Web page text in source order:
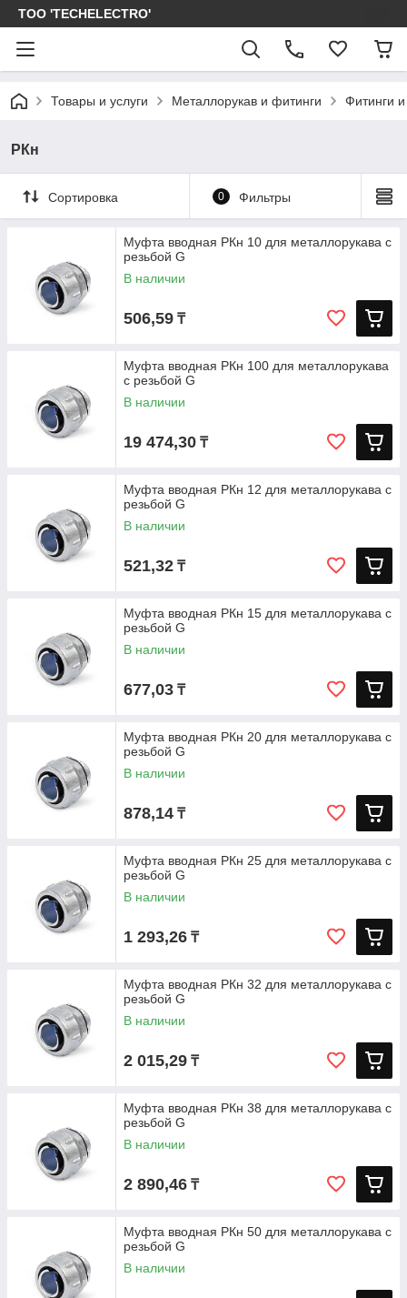
ТОО 'TECHELECTRO'
Товары и услуги Металлорукав и фитинги Фитинги
РКн
Сортировка 0 Фильтры
Муфта вводная РКн 10 для металлорукава с
резьбой G
В наличии
506,59 ₸
Муфта вводная РКн 100 для металлорукава
с резьбой G
В наличии
19 474,30 ₸
Муфта вводная РКн 12 для металлорукава с
резьбой G
В наличии
521,32 ₸
Муфта вводная РКн 15 для металлорукава с
резьбой G
В наличии
677,03 ₸
Муфта вводная РКн 20 для металлорукава с
резьбой G
В наличии
878,14 ₸
Муфта вводная РКн 25 для металлорукава с
резьбой G
В наличии
1 293,26 ₸
Муфта вводная РКн 32 для металлорукава с
резьбой G
В наличии
2 015,29 ₸
Муфта вводная РКн 38 для металлорукава с
резьбой G
В наличии
2 890,46 ₸
Муфта вводная РКн 50 для металлорукава с
резьбой G
В наличии